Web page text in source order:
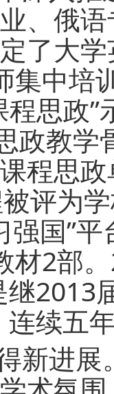
、俄
了大
集中培
程思政
政教
程思
评为
强国”
材2部
继2013
续五
新进